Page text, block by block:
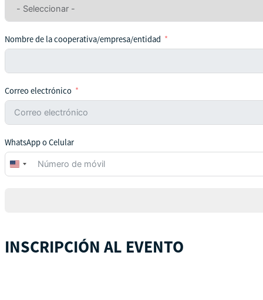
Nombre de la cooperativa/empresa/entidad
Correo electrónico
WhatsApp o Celular
United
States
INSCRIPCIÓN AL EVENTO